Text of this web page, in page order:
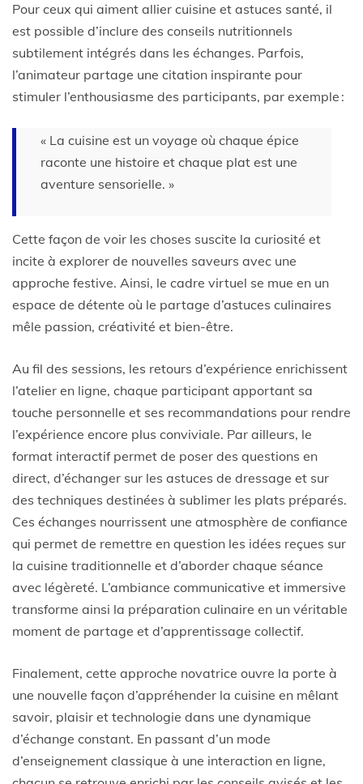
Pour ceux qui aiment allier cuisine et astuces santé, il
est possible d’inclure des conseils nutritionnels
subtilement intégrés dans les échanges. Parfois,
l’animateur partage une citation inspirante pour
stimuler l’enthousiasme des participants, par exemple :
« La cuisine est un voyage où chaque épice
raconte une histoire et chaque plat est une
aventure sensorielle. »
Cette façon de voir les choses suscite la curiosité et
incite à explorer de nouvelles saveurs avec une
approche festive. Ainsi, le cadre virtuel se mue en un
espace de détente où le partage d’astuces culinaires
mêle passion, créativité et bien-être.
Au fil des sessions, les retours d’expérience enrichissent
l’atelier en ligne, chaque participant apportant sa
touche personnelle et ses recommandations pour rendre
l’expérience encore plus conviviale. Par ailleurs, le
format interactif permet de poser des questions en
direct, d’échanger sur les astuces de dressage et sur
des techniques destinées à sublimer les plats préparés.
Ces échanges nourrissent une atmosphère de confiance
qui permet de remettre en question les idées reçues sur
la cuisine traditionnelle et d’aborder chaque séance
avec légèreté. L’ambiance communicative et immersive
transforme ainsi la préparation culinaire en un véritable
moment de partage et d’apprentissage collectif.
Finalement, cette approche novatrice ouvre la porte à
une nouvelle façon d’appréhender la cuisine en mêlant
savoir, plaisir et technologie dans une dynamique
d’échange constant. En passant d’un mode
d’enseignement classique à une interaction en ligne,